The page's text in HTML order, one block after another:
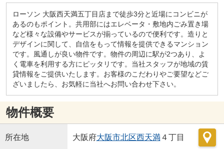
ローソン 大阪西天満五丁目店まで徒歩3分と近場にコンビニが
あるのもポイント。共用部にはエレベータ・敷地内ごみ置き場
など様々な設備やサービスが揃っているので便利です。造りと
デザインに関して、自信をもって情報を提供できるマンション
です。風通しが良い物件です。物件の周辺に駅が2つあり、よ
く電車を利用する方にピッタリです。当社スタッフが地域の賃
貸情報をご提供いたします。お客様のこだわりやご要望などご
ざいましたら、お気軽に当社へお問い合わせ下さい。
物件概要
所在地 大阪府大阪市北区西天満４丁目